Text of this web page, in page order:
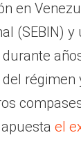
en
(SEBIN)
el